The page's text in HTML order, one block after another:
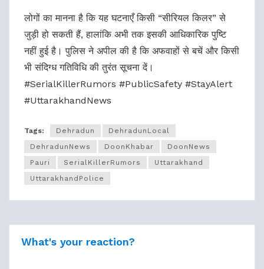
लोगों का मानना है कि यह घटनाएँ किसी “सीरियल किलर” से
जुड़ी हो सकती हैं, हालांकि अभी तक इसकी आधिकारिक पुष्टि
नहीं हुई है। पुलिस ने अपील की है कि अफवाहों से बचें और किसी
भी संदिग्ध गतिविधि की तुरंत सूचना दें।
#SerialKillerRumors #PublicSafety #StayAlert
#UttarakhandNews
Tags: Dehradun
DehradunLocal
DehradunNews
DoonKhabar
DoonNews
Pauri
SerialKillerRumors
Uttarakhand
UttarakhandPolice
What's your reaction?